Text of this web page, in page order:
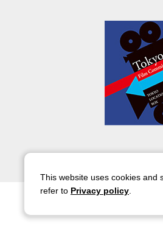
This website uses cookies and
refer to Privacy policy